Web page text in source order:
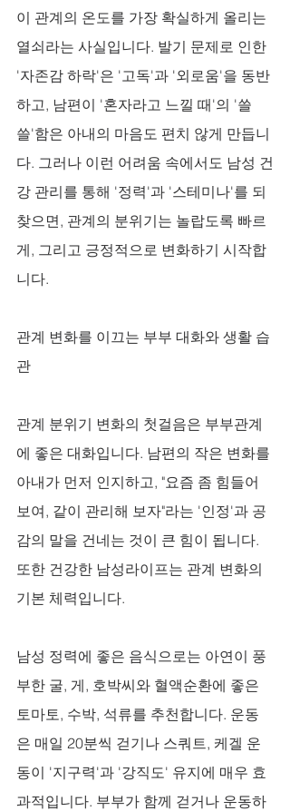
이 관계의 온도를 가장 확실하게 올리는
열쇠라는 사실입니다. 발기 문제로 인한
'자존감 하락'은 '고독'과 '외로움'을 동반
하고, 남편이 '혼자라고 느낄 때'의 '쓸
쓸'함은 아내의 마음도 편치 않게 만듭니
다. 그러나 이런 어려움 속에서도 남성 건
강 관리를 통해 '정력'과 '스테미나'를 되
찾으면, 관계의 분위기는 놀랍도록 빠르
게, 그리고 긍정적으로 변화하기 시작합
니다.
관계 변화를 이끄는 부부 대화와 생활 습
관
관계 분위기 변화의 첫걸음은 부부관계
에 좋은 대화입니다. 남편의 작은 변화를
아내가 먼저 인지하고, "요즘 좀 힘들어
보여, 같이 관리해 보자"라는 '인정'과 공
감의 말을 건네는 것이 큰 힘이 됩니다.
또한 건강한 남성라이프는 관계 변화의
기본 체력입니다.
남성 정력에 좋은 음식으로는 아연이 풍
부한 굴, 게, 호박씨와 혈액순환에 좋은
토마토, 수박, 석류를 추천합니다. 운동
은 매일 20분씩 걷기나 스쿼트, 케겔 운
동이 '지구력'과 '강직도' 유지에 매우 효
과적입니다. 부부가 함께 걷거나 운동하